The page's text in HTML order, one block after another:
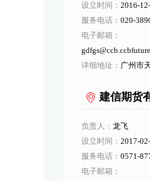
设立时间： 2016-
服务电话： 020-
电子邮箱：
详细地址： 广州市
建信期货
负责人： 龙飞
设立时间： 2017-
服务电话： 0571-
电子邮箱：